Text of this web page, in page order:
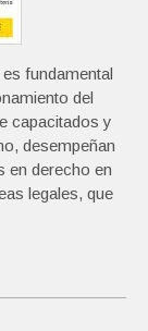
fundamental
del
capacitados y
desempeñan
en derecho en
legales, que